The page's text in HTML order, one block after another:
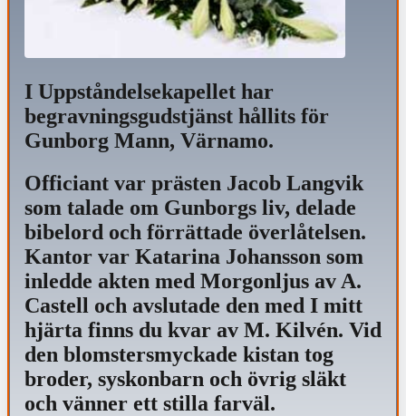
I Uppståndelsekapellet har
begravningsgudstjänst hållits för
Gunborg Mann, Värnamo.
Officiant var prästen Jacob Langvik
som talade om Gunborgs liv, delade
bibelord och förrättade överlåtelsen.
Kantor var Katarina Johansson som
inledde akten med Morgonljus av A.
Castell och avslutade den med I mitt
hjärta finns du kvar av M. Kilvén. Vid
den blomstersmyckade kistan tog
broder, syskonbarn och övrig släkt
och vänner ett stilla farväl.